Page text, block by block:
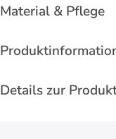
Material & Pflege
Details zur